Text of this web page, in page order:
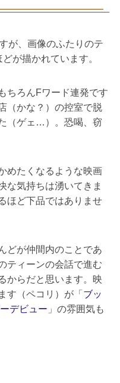
が、画像のふたりのテ
が描かれています。
ちろんFワード連発です
（かな？）の控室で脱
（ゲェ…）。恐喝、窃
めたくなるような映画
な気持ちは湧いてきま
ほど下品ではありませ
どが仲間内のことであ
ティーンの会話で進む
からだと思います。映
す（ペコリ）が「 ブッ
デビュー 」の雰囲気も